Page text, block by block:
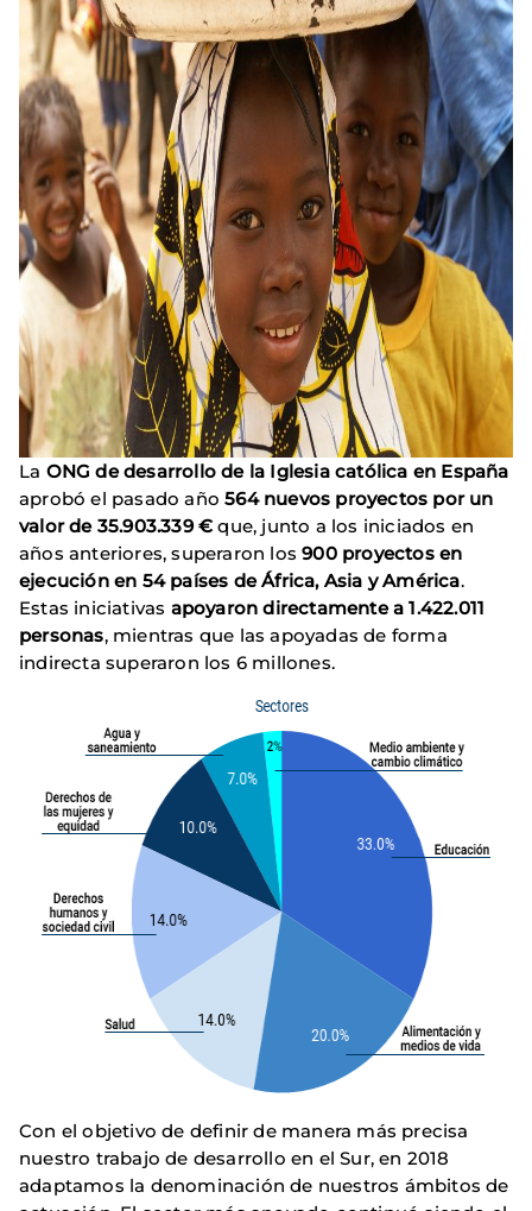
La ONG de desarrollo de la Iglesia católica en España
aprobó el pasado año564 nuevos proyectos por un
valor de 35.903.339 € que, junto a los iniciados en
años anteriores, superaron los900 proyectos en
ejecución en 54 países de África, Asia y América.
Estas iniciativas apoyaron directamente a 1.422.011
personas, mientras que las apoyadas de forma
indirecta superaron los 6 millones.
Con el objetivo de definir de manera más precisa
nuestro trabajo de desarrollo en el Sur, en 2018
adaptamos la denominación de nuestros ámbitos de